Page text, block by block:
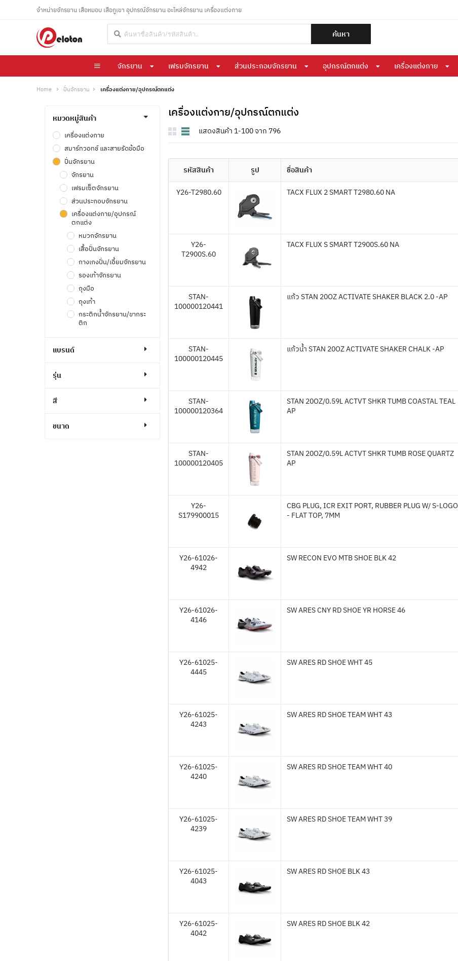
จำหน่ายจักรยาน เสือหมอบ เสือภูเขา อุปกรณ์จักรยาน อะไหล่จักรยาน เครื่องแต่งกาย
ค้นหา
จักรยาน เฟรมจักรยาน ส่วนประกอบจักรยาน อุปกรณ์ตกแต่ง เครื่องแต่งกาย
Home ปั่นจักรยาน เครื่องแต่งกาย/อุปกรณ์ตกแต่ง
เครื่องแต่งกาย/อุปกรณ์ตกแต่ง
ดู
มอง
แสดงสินค้า 1-100 จาก 796
รหัสสินค้า รูป ชื่อสินค้า
Y26-T2980.60 TACX FLUX 2 SMART T2980.60 NA
Y26-
T2900S.60
TACX FLUX S SMART T2900S.60 NA
STAN-
100000120441
แก้ว STAN 20OZ ACTIVATE SHAKER BLACK 2.0 -AP
STAN-
100000120445
แก้วน้ำ STAN 20OZ ACTIVATE SHAKER CHALK -AP
STAN-
100000120364
STAN 20OZ/0.59L ACTVT SHKR TUMB COASTAL TEAL
AP
STAN-
100000120405
STAN 20OZ/0.59L ACTVT SHKR TUMB ROSE QUARTZ
AP
Y26-
S179900015
CBG PLUG, ICR EXIT PORT, RUBBER PLUG W/ S-LOGO
- FLAT TOP, 7MM
Y26-61026-
4942
SW RECON EVO MTB SHOE BLK 42
Y26-61026-
4146
SW ARES CNY RD SHOE YR HORSE 46
Y26-61025-
4445
SW ARES RD SHOE WHT 45
Y26-61025-
4243
SW ARES RD SHOE TEAM WHT 43
Y26-61025-
4240
SW ARES RD SHOE TEAM WHT 40
Y26-61025-
4239
SW ARES RD SHOE TEAM WHT 39
Y26-61025-
4043
SW ARES RD SHOE BLK 43
Y26-61025-
4042
SW ARES RD SHOE BLK 42
หมวดหมู่สินค้า
เครื่องแต่งกาย
สมาร์ทวอทช์ และสายรัดข้อมือ
ปั่นจักรยาน
จักรยาน
เฟรมเซ็ตจักรยาน
ส่วนประกอบจักรยาน
เครื่องแต่งกาย/อุปกรณ์
ตกแต่ง
หมวกจักรยาน
เสื้อปั่นจักรยาน
กางเกงปั่น/เอี้ยมจักรยาน
รองเท้าจักรยาน
ถุงมือ
ถุงเท้า
กระติกน้ำจักรยาน/ขากระ
ติก
แบรนด์
รุ่น
สี
ขนาด